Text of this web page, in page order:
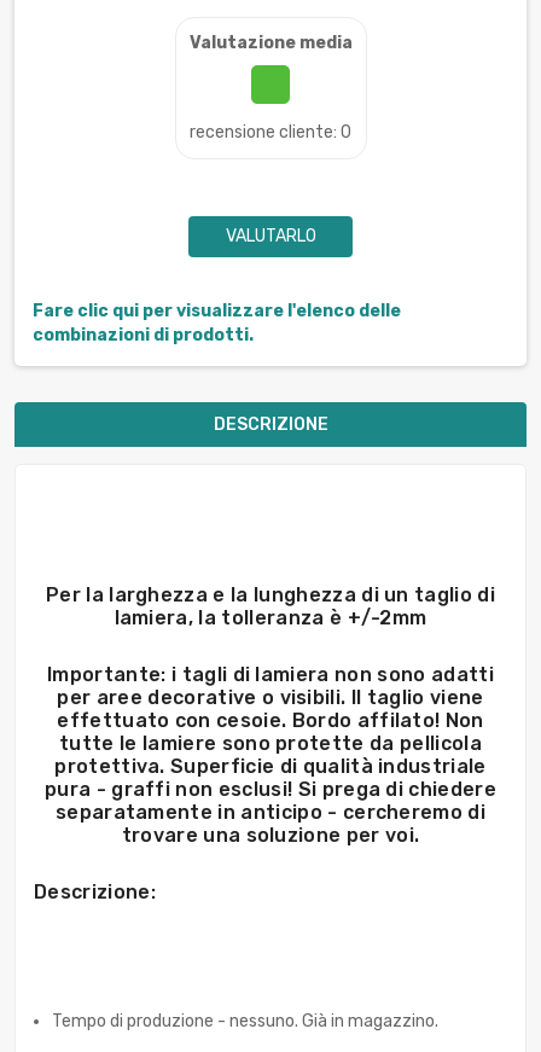
Valutazione media
recensione cliente: 0
VALUTARLO
Fare clic qui per visualizzare l'elenco delle
combinazioni di prodotti.
DESCRIZIONE
Per la larghezza e la lunghezza di un taglio di
lamiera, la tolleranza è +/-2mm
Importante: i tagli di lamiera non sono adatti
per aree decorative o visibili. Il taglio viene
effettuato con cesoie. Bordo affilato! Non
tutte le lamiere sono protette da pellicola
protettiva. Superficie di qualità industriale
pura - graffi non esclusi! Si prega di chiedere
separatamente in anticipo - cercheremo di
trovare una soluzione per voi.
Descrizione:
Tempo di produzione - nessuno. Già in magazzino.